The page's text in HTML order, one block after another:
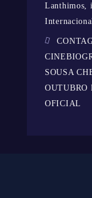
Lanthimos,
SOUSA
OUTUBRO
OFICIAL